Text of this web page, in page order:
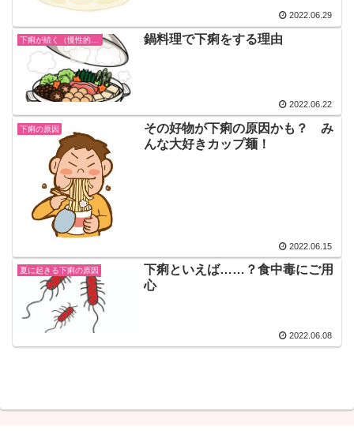
2022.06.29
鍋料理で下痢をする理由
2022.06.22
下痢の原因
その好物が下痢の原因かも？ み
んな大好きカップ麺！
2022.06.15
夏に起きる下痢の原因
下痢といえば……？食中毒にご用
心
2022.06.08